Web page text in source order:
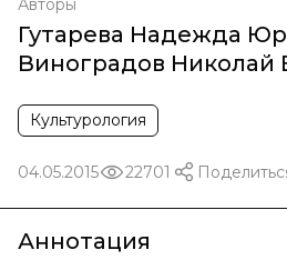
Авторы
Гутарева Надежда
Виноградов Николай
Культурология
04.05.2015 22701
Аннотация